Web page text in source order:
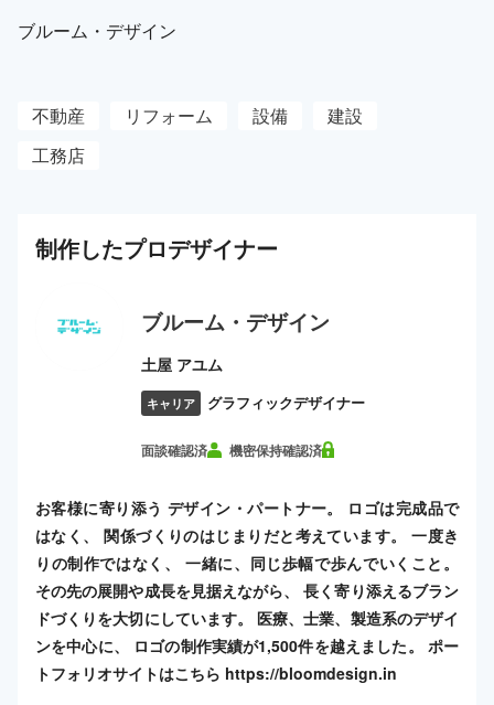
ブルーム・デザイン
不動産 リフォーム 設備
建設
工務店
制作したプロデザイナー
ブルーム・デザイン
土屋 アユム
キャリア グラフィックデザイナー
面談確認済 機密保持確認済
お客様に寄り添う デザイン・パートナー。 ロゴは完成品で
はなく、 関係づくりのはじまりだと考えています。 一度き
りの制作ではなく、 一緒に、同じ歩幅で歩んでいくこと。
その先の展開や成長を見据えながら、 長く寄り添えるブラン
ドづくりを大切にしています。 医療、士業、製造系のデザイ
ンを中心に、 ロゴの制作実績が1,500件を越えました。 ポー
トフォリオサイトはこちら https://bloomdesign.in